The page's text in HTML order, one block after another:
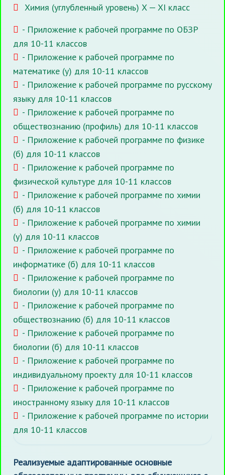
Химия (углубленный уровень) X — XI класс
- Приложение к рабочей программе по ОБЗР
для 10-11 классов
- Приложение к рабочей программе по
математике (у) для 10-11 классов
- Приложение к рабочей программе по русскому
языку для 10-11 классов
- Приложение к рабочей программе по
обществознанию (профиль) для 10-11 классов
- Приложение к рабочей программе по физике
(б) для 10-11 классов
- Приложение к рабочей программе по
физической культуре для 10-11 классов
- Приложение к рабочей программе по химии
(б) для 10-11 классов
- Приложение к рабочей программе по химии
(у) для 10-11 классов
- Приложение к рабочей программе по
информатике (б) для 10-11 классов
- Приложение к рабочей программе по
биологии (у) для 10-11 классов
- Приложение к рабочей программе по
обществознанию (б) для 10-11 классов
- Приложение к рабочей программе по
биологии (б) для 10-11 классов
- Приложение к рабочей программе по
индивидуальному проекту для 10-11 классов
- Приложение к рабочей программе по
иностранному языку для 10-11 классов
- Приложение к рабочей программе по истории
для 10-11 классов
Реализуемые адаптированные основные